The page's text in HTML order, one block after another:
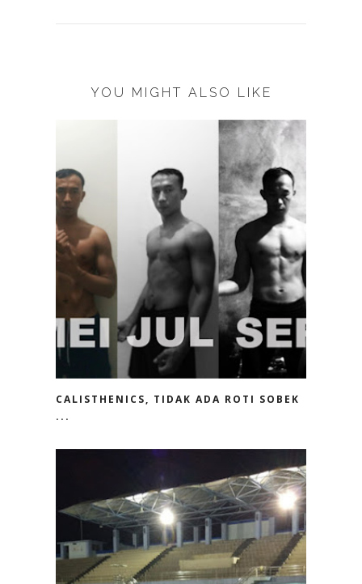
YOU MIGHT ALSO LIKE
CALISTHENICS, TIDAK ADA ROTI SOBEK
...